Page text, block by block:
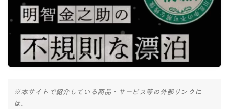
ナナちゃん人形
※本サイトで紹介している商品・サービス等の外部リンクに
は、